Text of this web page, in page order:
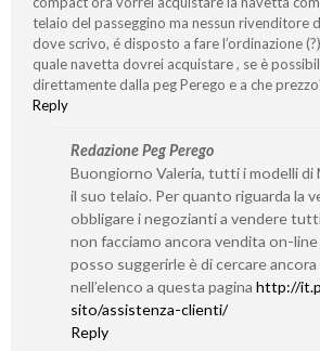
telaio del passeggino ma nessun rivenditore
dove scrivo, é disposto a fare l’ordinazione
quale navetta dovrei acquistare , se è
direttamente dalla peg Perego e a che
Reply
Redazione Peg Perego
Buongiorno Valeria, tutti i modelli
il suo telaio. Per quanto riguarda la
obbligare i negozianti a vendere
non facciamo ancora vendita on-
posso suggerirle è di cercare
nell’elenco a questa pagina http://
sito/assistenza-clienti/
Reply